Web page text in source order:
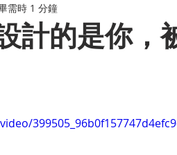
計的是你，
需時 1 分鐘
。